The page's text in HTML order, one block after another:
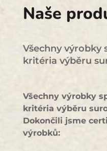
Naše
Všechny výrobky
kritéria výběru
Všechny výrobky
kritéria výběru
Dokončili jsme
výrobků: